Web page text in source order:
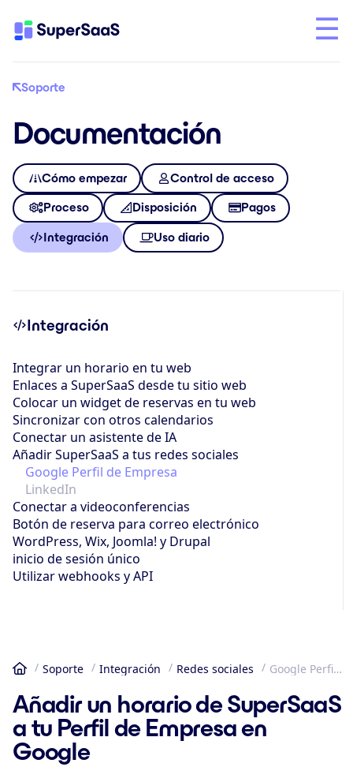
Soporte
Documentación
Cómo empezar Control de acceso
Proceso Disposición Pagos
Integración Uso diario
Integración
Integrar un horario en tu web
Enlaces a SuperSaaS desde tu sitio web
Colocar un widget de reservas en tu web
Sincronizar con otros calendarios
Conectar un asistente de IA
Añadir SuperSaaS a tus redes sociales
Google Perfil de Empresa
LinkedIn
Conectar a videoconferencias
Botón de reserva para correo electrónico
WordPress, Wix, Joomla! y Drupal
inicio de sesión único
Utilizar webhooks y API
Inicio
Soporte Integración Redes sociales Google Perfil de Empresa
Añadir un horario de SuperSaaS
a tu Perfil de Empresa en
Google